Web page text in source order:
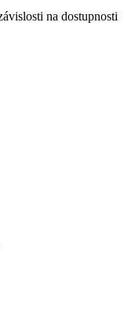
na dostupnosti